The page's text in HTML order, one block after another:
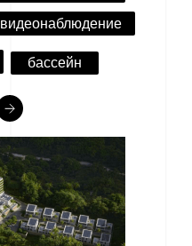
видеонаблюдение
бассейн